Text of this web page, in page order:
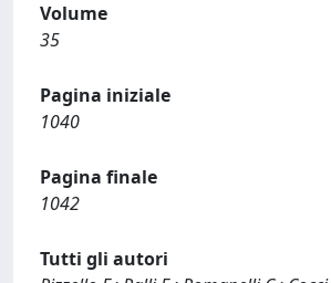
Volume
35
Pagina iniziale
1040
Pagina finale
1042
Tutti gli autori